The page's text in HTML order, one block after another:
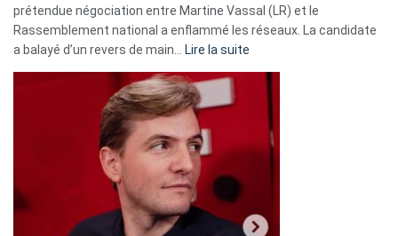
prétendue négociation entre Martine Vassal (LR) et le
Rassemblement national a enflammé les réseaux. La candidate
a balayé d’un revers de main…
Lire la suite
d’alliance
secrète